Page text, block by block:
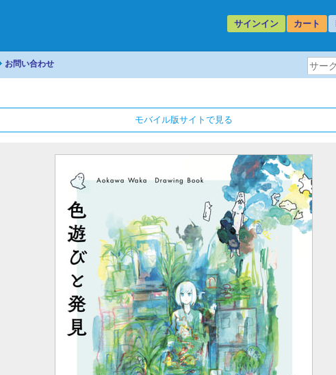
サインイン カート
お問い合わせ
モバイル版サイトで見る